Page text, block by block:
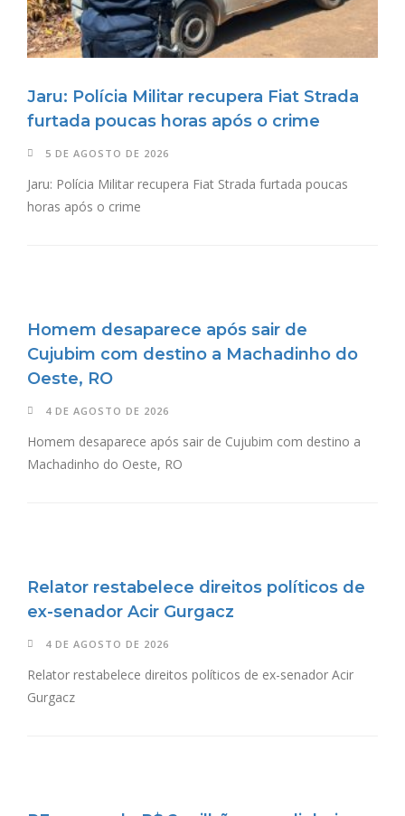
Jaru: Polícia Militar recupera Fiat Strada
furtada poucas horas após o crime
5 DE AGOSTO DE 2026
Jaru: Polícia Militar recupera Fiat Strada furtada poucas
horas após o crime
Homem desaparece após sair de
Cujubim com destino a Machadinho do
Oeste, RO
4 DE AGOSTO DE 2026
Homem desaparece após sair de Cujubim com destino a
Machadinho do Oeste, RO
Relator restabelece direitos políticos de
ex-senador Acir Gurgacz
4 DE AGOSTO DE 2026
Relator restabelece direitos políticos de ex-senador Acir
Gurgacz